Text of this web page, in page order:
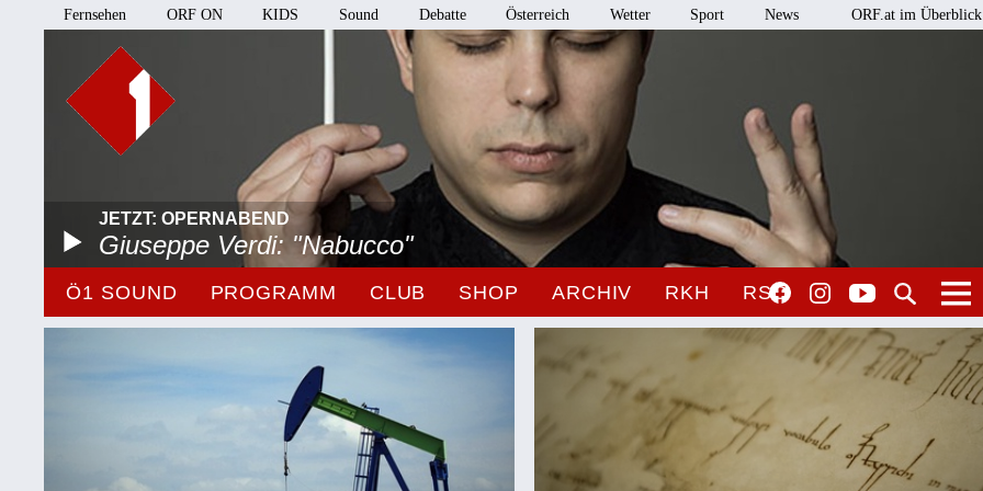
Fernsehen ORF ON KIDS Sound Debatte Österreich Wetter Sport News ORF.at im Überblick
JETZT: OPERNABEND
Giuseppe Verdi: "Nabucco"
Ö1 SOUND PROGRAMM CLUB SHOP ARCHIV RKH RSO